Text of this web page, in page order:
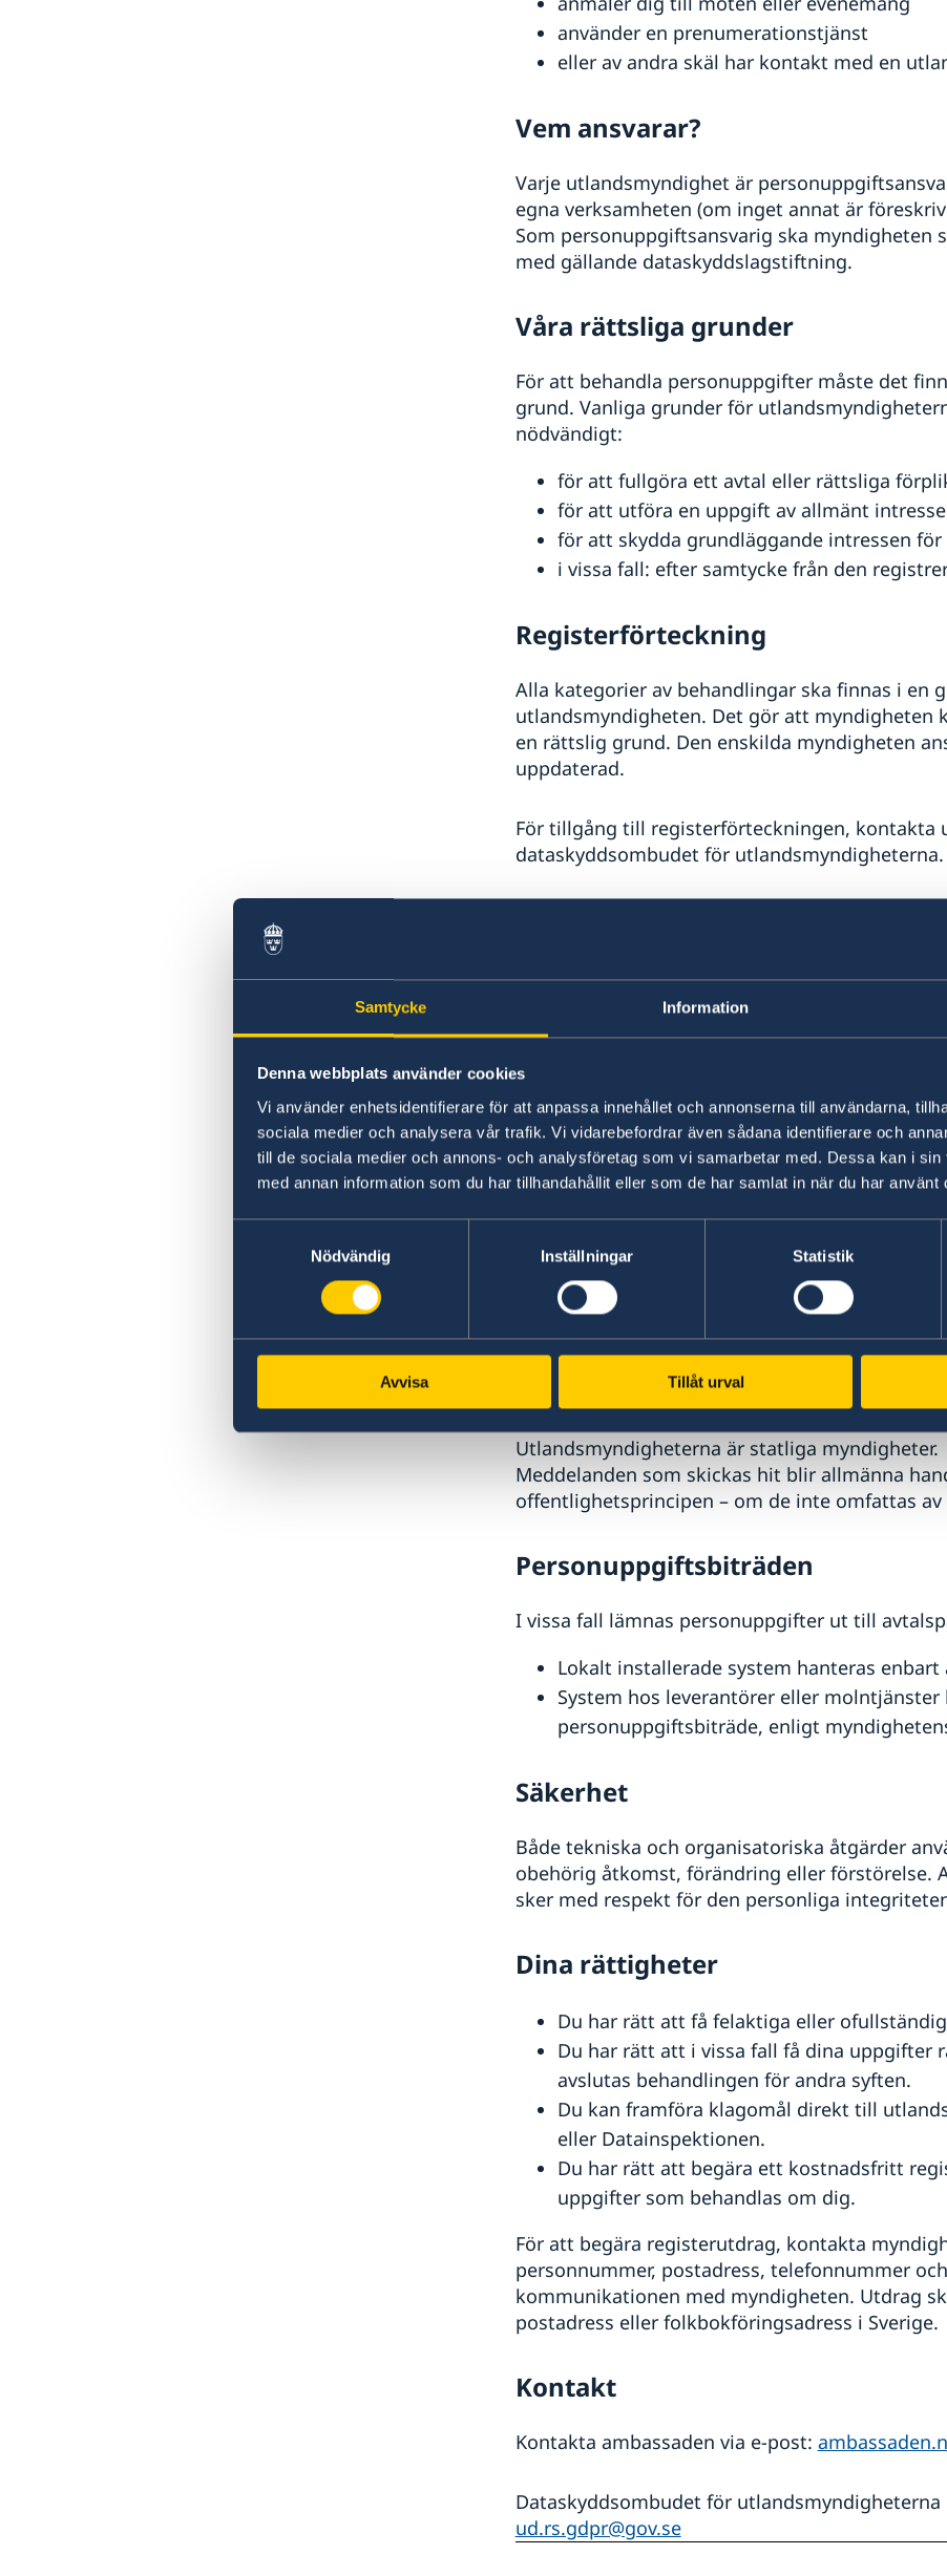
Samtycke Information
Denna webbplats använder cookies
Vi använder enhetsidentifierare för att anpassa innehållet och annonserna till användarna,
sociala medier och analysera vår trafik. Vi vidarebefordrar även sådana identifierare och
till de sociala medier och annons- och analysföretag som vi samarbetar med. Dessa kan i
med annan information som du har tillhandahållit eller som de har samlat in när du har använt
Nödvändig
Inställningar Statistik
Avvisa Tillåt urval
använder en prenumerationstjänst
eller av andra skäl har kontakt med en
Vem ansvarar?
Varje utlandsmyndighet är
egna verksamheten (om inget annat är
Som personuppgiftsansvarig ska
med gällande dataskyddslagstiftning.
Våra rättsliga grunder
För att behandla personuppgifter måste det
grund. Vanliga grunder för
nödvändigt:
för att fullgöra ett avtal eller rättsliga
för att utföra en uppgift av allmänt
för att skydda grundläggande intressen
i vissa fall: efter samtycke från den
Registerförteckning
Alla kategorier av behandlingar ska finnas i en
utlandsmyndigheten. Det gör att myndigheten
en rättslig grund. Den enskilda myndigheten
uppdaterad.
För tillgång till registerförteckningen, kontakta
dataskyddsombudet för utlandsmyndigheterna.
Anställda och uppdragstagare:
nödvändigt för att fullgöra anställnings-
Lokalt arbetssökande och praktikanter:
rekryteringsansvariga.
Prenumerationer, beställningar och
endast så länge det behövs för att
evenemanget.
Lagringstider
Personuppgifter sparas olika länge beroende
Offentlighetsprincipen
Utlandsmyndigheterna är statliga myndigheter.
Meddelanden som skickas hit blir allmänna
offentlighetsprincipen – om de inte omfattas av
Personuppgiftsbiträden
I vissa fall lämnas personuppgifter ut till
Lokalt installerade system hanteras
System hos leverantörer eller
personuppgiftsbiträde, enligt
Säkerhet
Både tekniska och organisatoriska åtgärder
obehörig åtkomst, förändring eller förstörelse.
sker med respekt för den personliga
Dina rättigheter
Du har rätt att få felaktiga eller
Du har rätt att i vissa fall få dina uppgifter
avslutas behandlingen för andra syften.
Du kan framföra klagomål direkt till
eller Datainspektionen.
Du har rätt att begära ett kostnadsfritt
uppgifter som behandlas om dig.
För att begära registerutdrag, kontakta
personnummer, postadress, telefonnummer
kommunikationen med myndigheten. Utdrag
postadress eller folkbokföringsadress i Sverige.
Kontakt
Kontakta ambassaden via e-post:
Dataskyddsombudet för
ud.rs.gdpr@gov.se